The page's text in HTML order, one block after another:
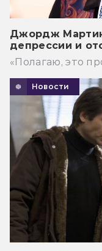
Джордж
депрессии и
«Полагаю, это
Новости